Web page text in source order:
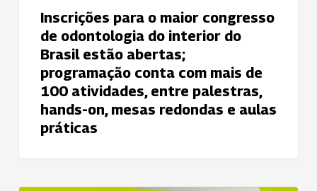
estão
abertas;
programação
conta
Inscrições para o maior congresso
de odontologia do interior do
Brasil estão abertas;
programação conta com mais de
100 atividades, entre palestras,
hands-on, mesas redondas e aulas
práticas